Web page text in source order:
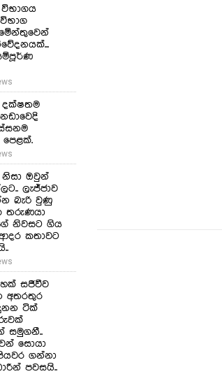
විභාග
දක්ෂතම
පෙළක්.
නිසා ඔවුන්
ලැජ්ජාව
බැරි වුණු
තරුණයා
නිවසට ගිය
කතාවට
සජීවීව
අතරතුර
ටික්
සමුගනී..
සොයා
ගන්නා
පවසයි..